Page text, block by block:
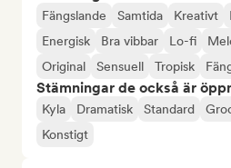
Fängslande Samtida Kreativt
Energisk
Bra vibbar Lo-fi
Original
Sensuell Tropisk
Stämningar de också är
Kyla Dramatisk Standard
Konstigt